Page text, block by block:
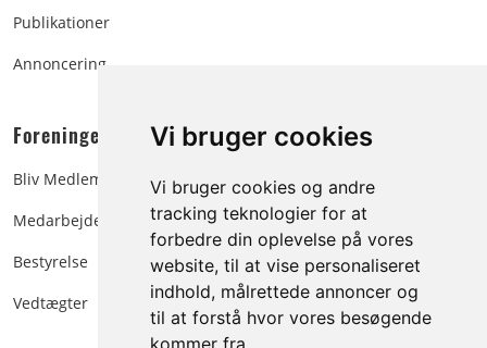
Vi bruger cookies
Vi bruger cookies og andre
tracking teknologier for at
forbedre din oplevelse på vores
website, til at vise personaliseret
indhold, målrettede annoncer og
til at forstå hvor vores besøgende
kommer fra.
Publikationer
Annoncering
Foreningen:
Bliv Medlem
Medarbejdere
Bestyrelse
Vedtægter